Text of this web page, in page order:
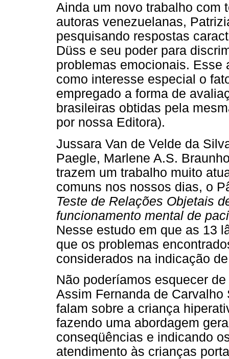
Ainda um novo trabalho com
autoras venezuelanas,
pesquisando respostas
Düss e seu poder para
problemas emocionais. Esse
como interesse especial o
empregado a forma de
brasileiras obtidas pela
por nossa Editora).
Jussara Van de Velde da
Paegle, Marlene A.S.
trazem um trabalho muito
comuns nos nossos dias, o
Teste de Relações Objetais
funcionamento mental de
Nesse estudo em que as 13
que os problemas
considerados na indicação
Não poderíamos esquecer
Assim Fernanda de
falam sobre a criança
fazendo uma abordagem
conseqüências e indicando
atendimento às crianças